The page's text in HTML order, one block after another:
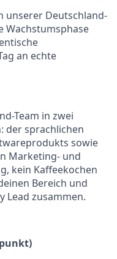
unserer Deutschland-
Wachstumsphase
an echte
Team in zwei
der sprachlichen
sowie
Marketing- und
kein Kaffeekochen
Bereich und
Lead zusammen.